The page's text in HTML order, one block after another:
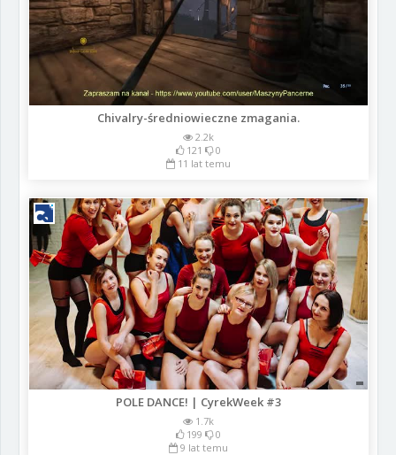
Chivalry-średniowieczne zmagania.
2.2k
121
0
11 lat temu
POLE DANCE! | CyrekWeek #3
1.7k
199
0
9 lat temu